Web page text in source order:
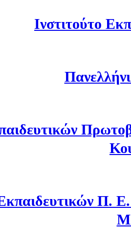
Ινστιτούτο
Π.